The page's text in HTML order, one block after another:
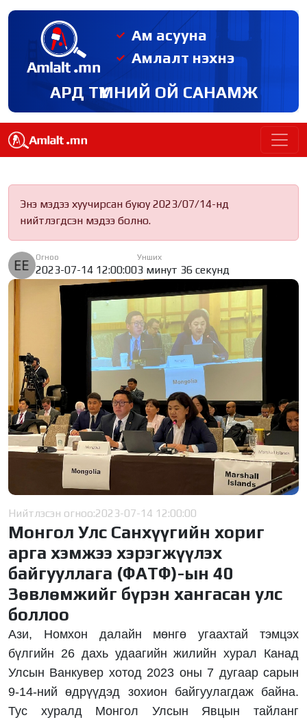
Ам асууна
Амлалт нэхнэ
АРД ТҮМНИЙ ОЙ САНАМЖ
Энэ мэдээ хуучирсан буюу 2023/07/14-нд
нийтлэгдсэн мэдээ болно.
Огноо
2023-07-14 12:00:00
Унших
3 минут 36 секунд
Нийтлэсэн огноо:2023-07-14 12:00:00
Монгол Улс Санхүүгийн хориг
арга хэмжээ хэрэгжүүлэх
байгууллага (ФАТФ)-ын 40
Зөвлөмжийг бүрэн хангасан улс
боллоо
Ази, Номхон далайн мөнгө угаахтай тэмцэх
бүлгийн 26 дахь удаагийн жилийн хурал Канад
Улсын Ванкувер хотод 2023 оны 7 дугаар сарын
9-14-ний өдрүүдэд зохион байгуулагдаж байна.
Тус хуралд Монгол Улсын Явцын тайланг